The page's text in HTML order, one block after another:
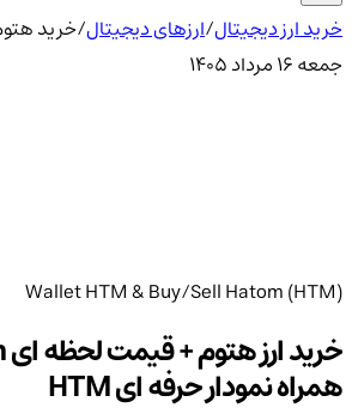
خرید ارز دیجیتال/ارزهای دیجیتال/خرید هتوم
جمعه ۱۶ مرداد ۱۴۰۵
Wallet HTM & Buy/Sell Hatom (HTM)
همراه نمودار حرفه ای HTM